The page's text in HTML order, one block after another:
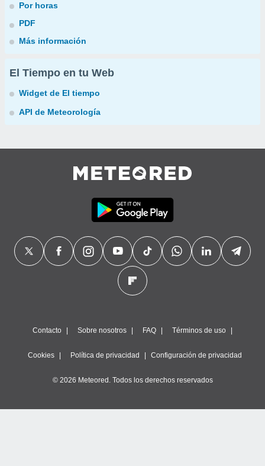
Por horas
PDF
Más información
El Tiempo en tu Web
Widget de El tiempo
API de Meteorología
Contacto Sobre nosotros FAQ Términos de uso
Cookies Política de privacidad Configuración de privacidad
© 2026 Meteored. Todos los derechos reservados